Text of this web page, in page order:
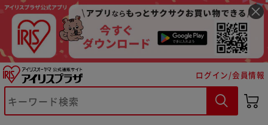
ログイン/会員情報
※ご確認ください